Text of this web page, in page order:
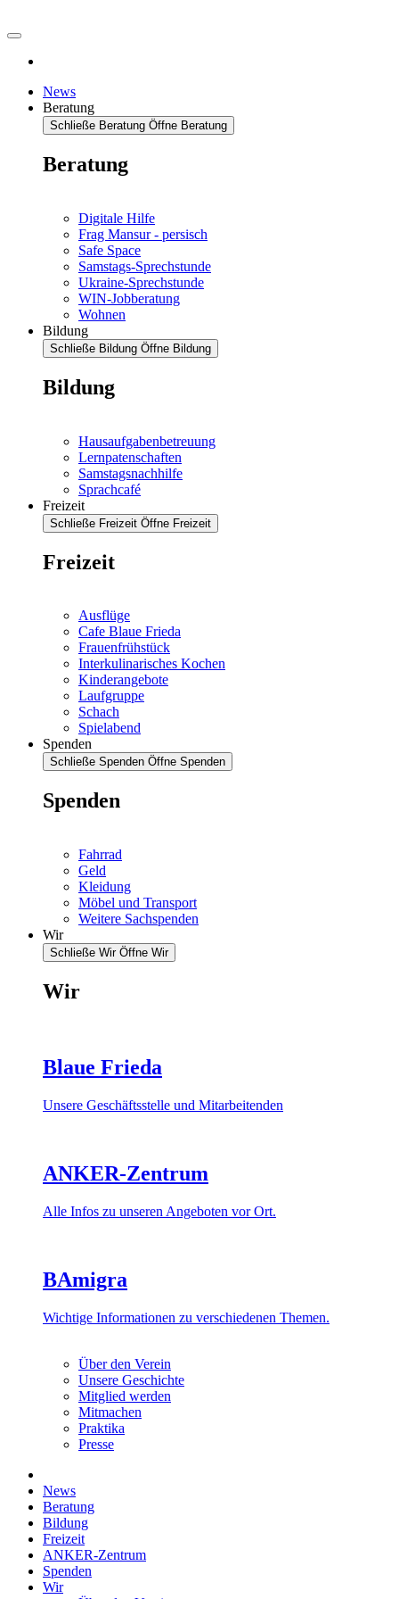
News
Beratung
Schließe Beratung Öffne Beratung
Beratung
Digitale Hilfe
Frag Mansur - persisch
Safe Space
Samstags-Sprechstunde
Ukraine-Sprechstunde
WIN-Jobberatung
Wohnen
Bildung
Schließe Bildung Öffne Bildung
Bildung
Hausaufgabenbetreuung
Lernpatenschaften
Samstagsnachhilfe
Sprachcafé
Freizeit
Schließe Freizeit Öffne Freizeit
Freizeit
Ausflüge
Cafe Blaue Frieda
Frauenfrühstück
Interkulinarisches Kochen
Kinderangebote
Laufgruppe
Schach
Spielabend
Spenden
Schließe Spenden Öffne Spenden
Spenden
Fahrrad
Geld
Kleidung
Möbel und Transport
Weitere Sachspenden
Wir
Schließe Wir Öffne Wir
Wir
Blaue Frieda
Unsere Geschäftsstelle und Mitarbeitenden
ANKER-Zentrum
Alle Infos zu unseren Angeboten vor Ort.
BAmigra
Wichtige Informationen zu verschiedenen Themen.
Über den Verein
Unsere Geschichte
Mitglied werden
Mitmachen
Praktika
Presse
News
Beratung
Bildung
Freizeit
ANKER-Zentrum
Spenden
Wir